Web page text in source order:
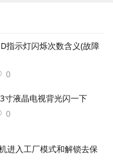
指示灯闪烁次数含义(故障
0
寸液晶电视背光闪一下
0
进入工厂模式和解锁去保